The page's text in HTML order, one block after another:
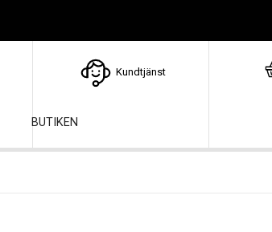
Kundtjänst
BUTIKEN